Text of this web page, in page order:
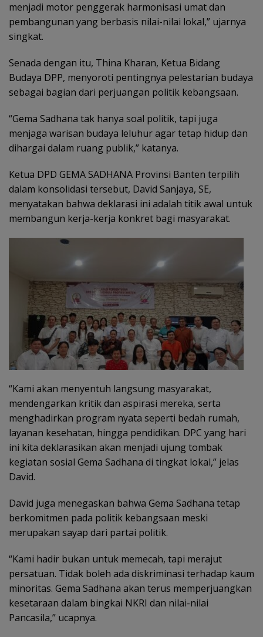
menjadi motor penggerak harmonisasi umat dan
pembangunan yang berbasis nilai-nilai lokal,” ujarnya
singkat.
Senada dengan itu, Thina Kharan, Ketua Bidang
Budaya DPP, menyoroti pentingnya pelestarian budaya
sebagai bagian dari perjuangan politik kebangsaan.
“Gema Sadhana tak hanya soal politik, tapi juga
menjaga warisan budaya leluhur agar tetap hidup dan
dihargai dalam ruang publik,” katanya.
Ketua DPD GEMA SADHANA Provinsi Banten terpilih
dalam konsolidasi tersebut, David Sanjaya, SE,
menyatakan bahwa deklarasi ini adalah titik awal untuk
membangun kerja-kerja konkret bagi masyarakat.
“Kami akan menyentuh langsung masyarakat,
mendengarkan kritik dan aspirasi mereka, serta
menghadirkan program nyata seperti bedah rumah,
layanan kesehatan, hingga pendidikan. DPC yang hari
ini kita deklarasikan akan menjadi ujung tombak
kegiatan sosial Gema Sadhana di tingkat lokal,” jelas
David.
David juga menegaskan bahwa Gema Sadhana tetap
berkomitmen pada politik kebangsaan meski
merupakan sayap dari partai politik.
“Kami hadir bukan untuk memecah, tapi merajut
persatuan. Tidak boleh ada diskriminasi terhadap kaum
minoritas. Gema Sadhana akan terus memperjuangkan
kesetaraan dalam bingkai NKRI dan nilai-nilai
Pancasila,” ucapnya.